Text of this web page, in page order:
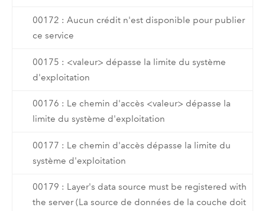
00172 : Aucun crédit n'est disponible pour publier
ce service
00175 : <valeur> dépasse la limite du système
d'exploitation
00176 : Le chemin d'accès <valeur> dépasse la
limite du système d'exploitation
00177 : Le chemin d'accès dépasse la limite du
système d'exploitation
00179 : Layer's data source must be registered with
the server (La source de données de la couche doit